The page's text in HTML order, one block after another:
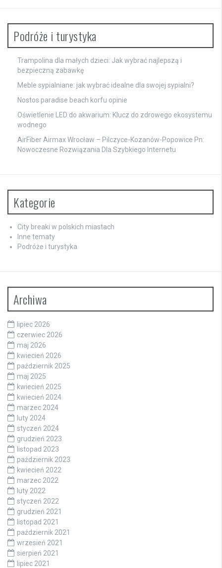
Podróże i turystyka
Trampolina dla małych dzieci: Jak wybrać najlepszą i
bezpieczną zabawkę
Meble sypialniane: jak wybrać idealne dla swojej sypialni?
Nostos paradise beach korfu opinie
Oświetlenie LED do akwarium: Klucz do zdrowego ekosystemu
wodnego
AirFiber Airmax Wrocław – Pilczyce-Kozanów-Popowice Pn:
Nowoczesne Rozwiązania Dla Szybkiego Internetu
Kategorie
City breaki w polskich miastach
Inne tematy
Podróże i turystyka
Archiwa
lipiec 2026
czerwiec 2026
maj 2026
kwiecień 2026
październik 2025
maj 2025
kwiecień 2025
kwiecień 2024
marzec 2024
luty 2024
styczeń 2024
grudzień 2023
listopad 2023
październik 2023
kwiecień 2022
marzec 2022
luty 2022
styczeń 2022
grudzień 2021
listopad 2021
październik 2021
wrzesień 2021
sierpień 2021
lipiec 2021